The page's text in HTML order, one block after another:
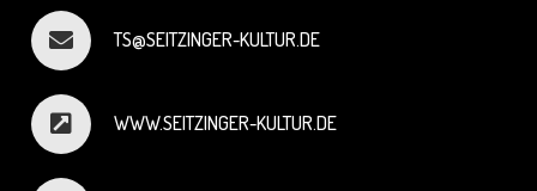
TS@SEITZINGER-KULTUR.DE
WWW.SEITZINGER-KULTUR.DE